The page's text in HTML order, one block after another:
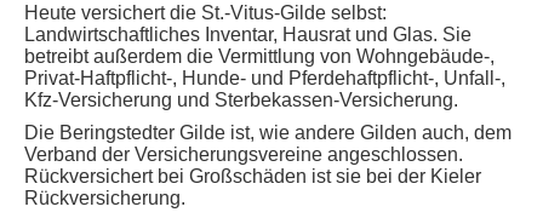
Heute versichert die St.-Vitus-Gilde selbst:
Landwirtschaftliches Inventar, Hausrat und Glas. Sie
betreibt außerdem die Vermittlung von Wohngebäude-,
Privat-Haftpflicht-, Hunde- und Pferdehaftpflicht-, Unfall-,
Kfz-Versicherung und Sterbekassen-Versicherung.
Die Beringstedter Gilde ist, wie andere Gilden auch, dem
Verband der Versicherungsvereine angeschlossen.
Rückversichert bei Großschäden ist sie bei der Kieler
Rückversicherung.